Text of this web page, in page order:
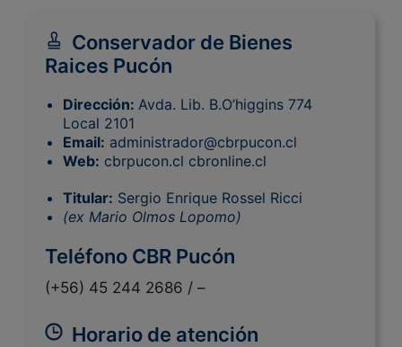
Conservador de Bienes
Raices Pucón
Dirección: Avda. Lib. B.O’higgins 774
Local 2101
Email: administrador@cbrpucon.cl
Web: cbrpucon.cl cbronline.cl
Titular: Sergio Enrique Rossel Ricci
(ex Mario Olmos Lopomo)
Teléfono CBR Pucón
(+56) 45 244 2686 / –
Horario de atención